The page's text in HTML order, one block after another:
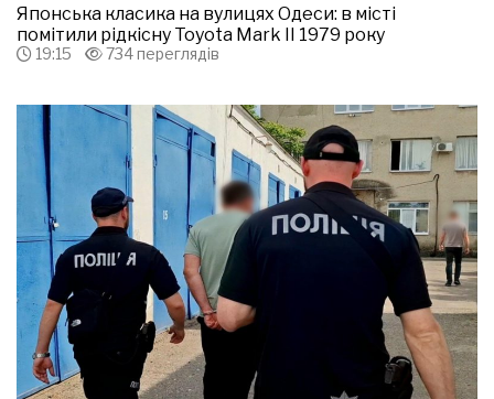
Японська класика на вулицях Одеси: в місті
помітили рідкісну Toyota Mark II 1979 року
19:15 734 переглядів